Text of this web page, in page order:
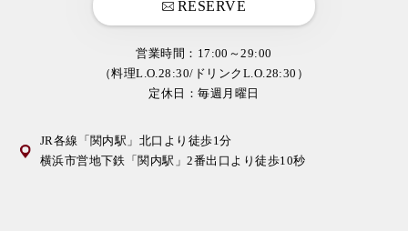
RESERVE
営業時間：17:00～29:00
（料理L.O.28:30/ドリンクL.O.28:30）
定休日：毎週月曜日
JR各線「関内駅」北口より徒歩1分
横浜市営地下鉄「関内駅」2番出口より徒歩10秒